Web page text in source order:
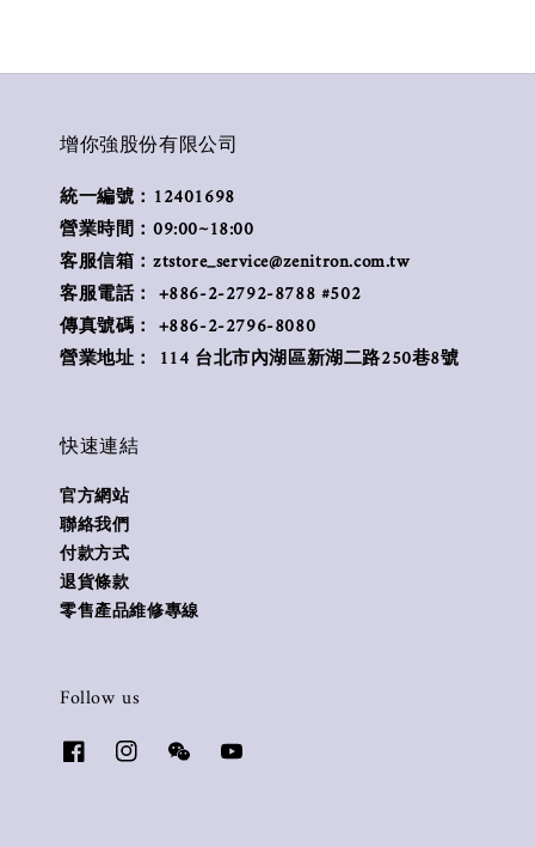
增你強股份有限公司
統一編號：12401698
營業時間：09:00~18:00
客服信箱：ztstore_service@zenitron.com.tw
客服電話： +886-2-2792-8788 #502
傳真號碼： +886-2-2796-8080
營業地址： 114 台北市內湖區新湖二路250巷8號
快速連結
官方網站
聯絡我們
付款方式
退貨條款
零售產品維修專線
Follow us